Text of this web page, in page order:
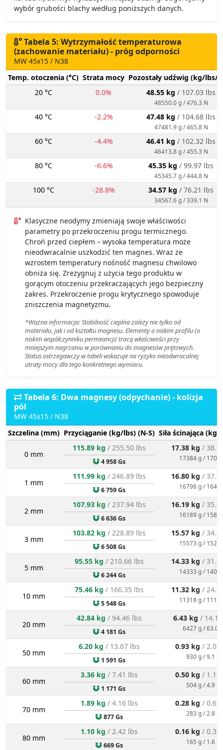
wybór grubości blachy według poniższych danych.
Tabela 5: Wytrzymałość temperaturowa
(zachowanie materiału) - próg odporności
MW 45x15 / N38
Temp. otoczenia (°C) Strata mocy Pozostały udźwig (kg/lbs/
20 °C
0.0% 48.55 kg / 107.03 lbs
48550.0 g / 476.3 N
40 °C -2.2% 47.48 kg / 104.68 lbs
47481.9 g / 465.8 N
60 °C -4.4% 46.41 kg / 102.32 lbs
46413.8 g / 455.3 N
80 °C -6.6% 45.35 kg / 99.97 lbs
45345.7 g / 444.8 N
100 °C -28.8% 34.57 kg / 76.21 lbs
34567.6 g / 339.1 N
Klasyczne neodymy zmieniają swoje właściwości
parametry po przekroczeniu progu termicznego.
Chroń przed ciepłem – wysoka temperatura może
nieodwracalnie uszkodzić ten magnes. Wraz ze
wzrostem temperatury nośność magnesu chwilowo
obniża się. Zrezygnuj z użycia tego produktu w
gorącym otoczeniu przekraczających jego bezpieczny
zakres. Przekroczenie progu krytycznego spowoduje
zniszczenia magnetyzmu.
*Ważna informacja: Stabilność cieplna zależy nie tylko od
materiału, jak i od kształtu magnesu. Elementy o niskim profilu (o
niskim współczynniku permeancji) tracą właściwości przy
mniejszym nagrzaniu w porównaniu do magnesów prętowych.
Status ostrzegawczy w tabeli wskazuje na ryzyko nieodwracalnej
utraty mocy dla tego konkretnego wymiaru.
Tabela 6: Dwa magnesy (odpychanie) - kolizja
pól
MW 45x15 / N38
Szczelina (mm) Przyciąganie (kg/lbs) (N-S) Siła ścinająca
0 mm
115.89 kg / 255.50 lbs
4 958 Gs
17.38 kg /
17384 g /
1 mm
111.99 kg / 246.89 lbs
6 759 Gs
16.80 kg /
16798 g /
2 mm
107.93 kg / 237.94 lbs
6 636 Gs
16.19 kg /
16189 g /
3 mm
103.82 kg / 228.89 lbs
6 508 Gs
15.57 kg /
15573 g /
5 mm
95.55 kg / 210.66 lbs
6 244 Gs
14.33 kg /
14333 g /
10 mm
75.46 kg / 166.35 lbs
5 548 Gs
11.32 kg /
11318 g /
20 mm
42.84 kg / 94.46 lbs
4 181 Gs
6.43 kg /
6427 g / 63.0
50 mm
6.20 kg / 13.67 lbs
1 591 Gs
0.93 kg / 2.05
930 g / 9.1 N
60 mm
3.36 kg / 7.41 lbs
1 171 Gs
0.50 kg / 1.11
504 g / 4.9 N
70 mm
1.89 kg / 4.16 lbs
877 Gs
0.28 kg / 0.62
283 g / 2.8 N
80 mm
1.10 kg / 2.42 lbs
669 Gs
0.16 kg / 0.36
165 g / 1.6 N